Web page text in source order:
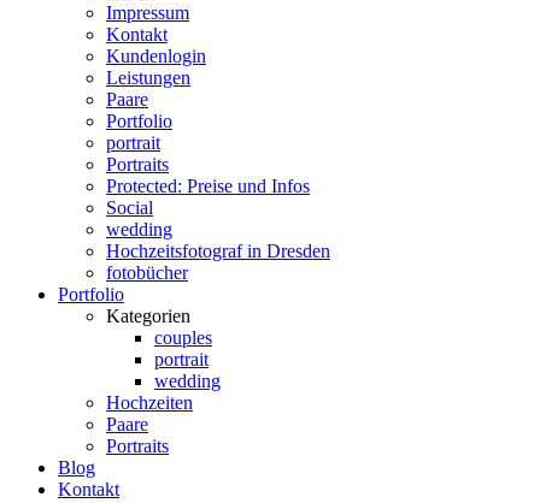
Impressum
Kontakt
Kundenlogin
Leistungen
Paare
Portfolio
portrait
Portraits
Protected: Preise und Infos
Social
wedding
Hochzeitsfotograf in Dresden
fotobücher
Portfolio
Kategorien
couples
portrait
wedding
Hochzeiten
Paare
Portraits
Blog
Kontakt